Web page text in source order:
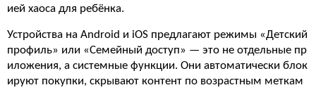
ией хаоса для ребёнка.
Устройства на Android и iOS предлагают режимы «Детский
профиль» или «Семейный доступ» — это не отдельные пр
иложения, а системные функции. Они автоматически блок
ируют покупки, скрывают контент по возрастным меткам